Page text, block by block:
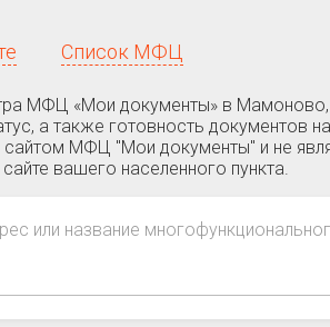
Список МФЦ
МФЦ «Мои документы» в Мамоново,
а также готовность документов
МФЦ "Мои документы" и не
вашего населенного пункта.
или название